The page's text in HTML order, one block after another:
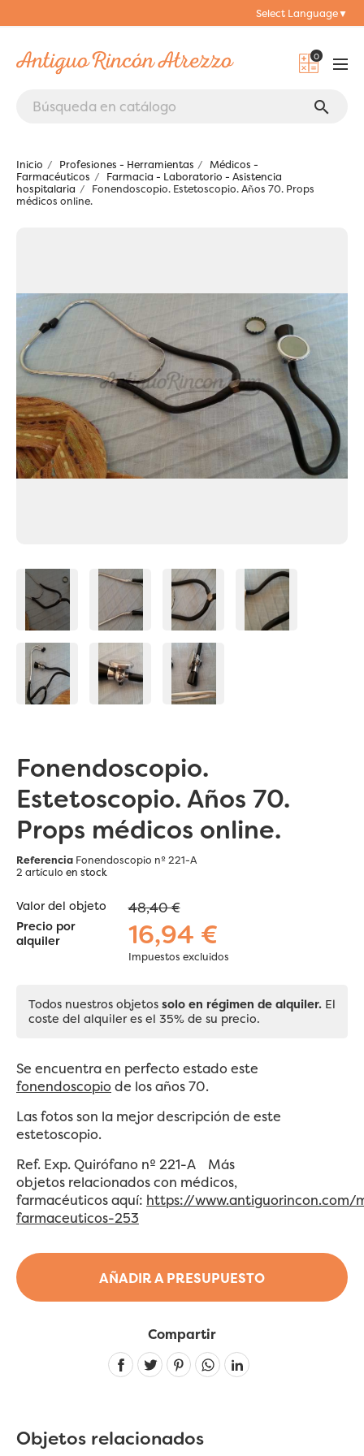
Select Language▼
0
search
Inicio Profesiones - Herramientas
Médicos -
Farmacéuticos
Farmacia - Laboratorio - Asistencia
hospitalaria
Fonendoscopio. Estetoscopio. Años 70. Props
médicos online.
Fonendoscopio.
Estetoscopio. Años 70.
Props médicos online.
Referencia Fonendoscopio nº 221-A
2 artículo en stock
AÑADIR A PRESUPUESTO
Valor del objeto 48,40 €
Precio por
alquiler
16,94 €
Impuestos excluidos
Todos nuestros objetos solo en régimen de alquiler. El
coste del alquiler es el 35% de su precio.
Se encuentra en perfecto estado este
fonendoscopiode los años 70.
Las fotos son la mejor descripción de este
estetoscopio.
Ref. Exp. Quirófano nº 221-A Más
objetos relacionados con médicos,
farmacéuticos aquí: https://www.antiguorincon.com/
farmaceuticos-253
Compartir
Linkedin
Objetos relacionados